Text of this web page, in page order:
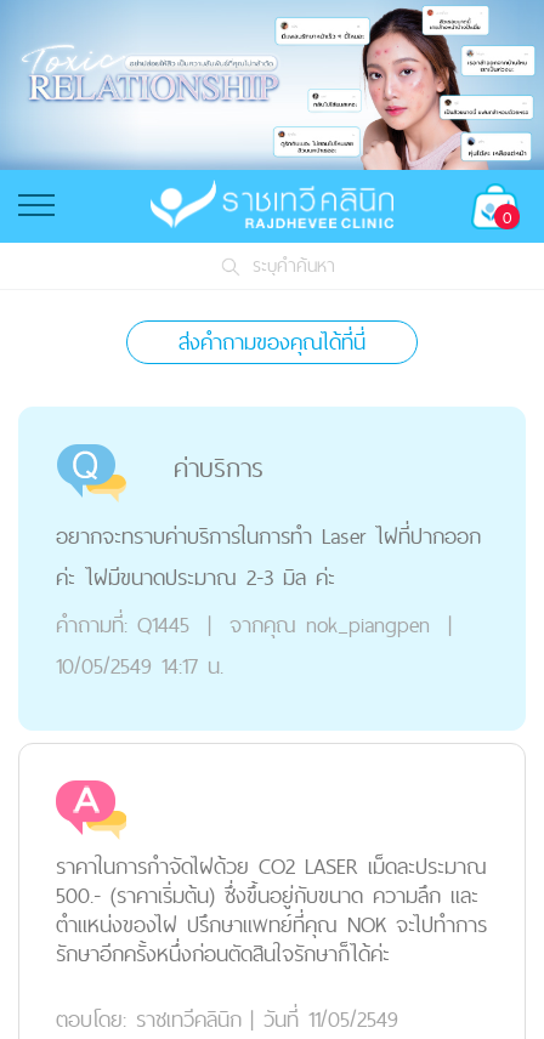
0
ระบุคำค้นหา
ส่งคำถามของคุณได้ที่นี่
ค่าบริการ
อยากจะทราบค่าบริการในการทำ Laser ไฝที่ปากออก
ค่ะ ไฝมีขนาดประมาณ 2-3 มิล ค่ะ
คำถามที่: Q1445 | จากคุณ nok_piangpen |
10/05/2549 14:17 น.
ราคาในการกำจัดไฝด้วย CO2 LASER เม็ดละประมาณ
500.- (ราคาเริ่มต้น) ซึ่งขึ้นอยู่กับขนาด ความลึก และ
ตำแหน่งของไฝ ปรึกษาแพทย์ที่คุณ NOK จะไปทำการ
รักษาอีกครั้งหนึ่งก่อนตัดสินใจรักษาก็ได้ค่ะ
ตอบโดย: ราชเทวีคลินิก | วันที่ 11/05/2549